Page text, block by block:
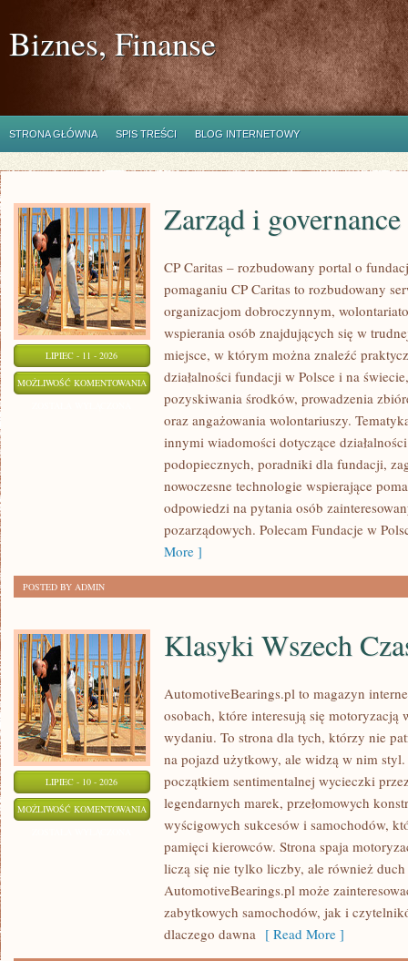
Biznes, Finanse
STRONA GŁÓWNA SPIS TREŚCI BLOG INTERNETOWY
LIPIEC - 11 - 2026
MOŻLIWOŚĆ KOMENTOWANIA ZARZĄD
GOVERNANCE
Zarząd i governance
CP Caritas – rozbudowany portal o
pomaganiu CP Caritas to rozbudowany
organizacjom dobroczynnym,
wspierania osób znajdujących się w
miejsce, w którym można znaleźć
działalności fundacji w Polsce i na
pozyskiwania środków, prowadzenia
oraz angażowania wolontariuszy.
innymi wiadomości dotyczące
podopiecznych, poradniki dla fundacji,
nowoczesne technologie wspierające
odpowiedzi na pytania osób
pozarządowych. Polecam Fundacje w
More ]
POSTED BY ADMIN
LIPIEC - 10 - 2026
MOŻLIWOŚĆ KOMENTOWANIA KLASYKI
WSZECH
CZASÓW
Klasyki Wszech
AutomotiveBearings.pl to magazyn
osobach, które interesują się
wydaniu. To strona dla tych, którzy nie
na pojazd użytkowy, ale widzą w nim
początkiem sentimentalnej wycieczki
legendarnych marek, przełomowych
wyścigowych sukcesów i samochodów,
pamięci kierowców. Strona spaja
liczą się nie tylko liczby, ale również duch
AutomotiveBearings.pl może
zabytkowych samochodów, jak i
dlaczego dawna [ Read More ]